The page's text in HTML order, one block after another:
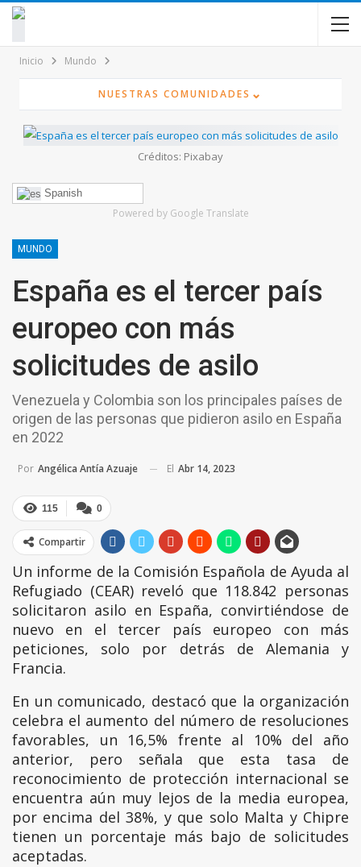
contenido
Inicio Mundo
NUESTRAS COMUNIDADES ⌄
Créditos: Pixabay
Spanish
Powered by Google Translate
MUNDO
España es el tercer país
europeo con más
solicitudes de asilo
Venezuela y Colombia son los principales países de
origen de las personas que pidieron asilo en España
en 2022
Por Angélica Antía Azuaje El Abr 14, 2023
0
115
Compartir
Un informe de la Comisión Española de Ayuda al
Refugiado (CEAR) reveló que 118.842 personas
solicitaron asilo en España, convirtiéndose de
nuevo en el tercer país europeo con más
peticiones, solo por detrás de Alemania y
Francia.
En un comunicado, destacó que la organización
celebra el aumento del número de resoluciones
favorables, un 16,5% frente al 10% del año
anterior, pero señala que esta tasa de
reconocimiento de protección internacional se
encuentra aún muy lejos de la media europea,
por encima del 38%, y que solo Malta y Chipre
tienen un porcentaje más bajo de solicitudes
aceptadas.